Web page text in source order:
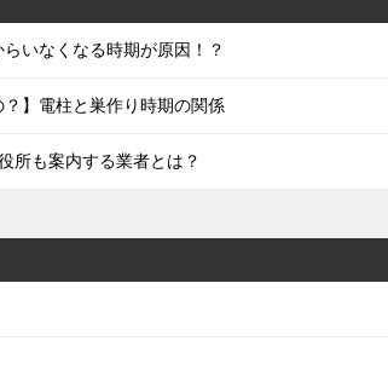
いなくなる時期が原因！？
？】電柱と巣作り時期の関係
所も案内する業者とは？